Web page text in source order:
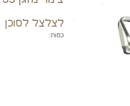
לצלצל לסוכן
כמות: